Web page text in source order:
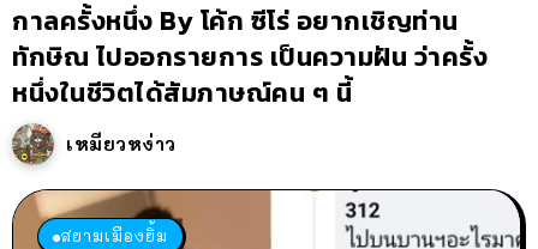
กาลครั้งหนึ่ง By โค้ก ซีโร่ อยากเชิญท่าน
ทักษิณ ไปออกรายการ เป็นความฝัน ว่าครั้ง
หนึ่งในชีวิตได้สัมภาษณ์คน ๆ นี้
เหมียวหง่าว
สยามเมืองยิ้ม